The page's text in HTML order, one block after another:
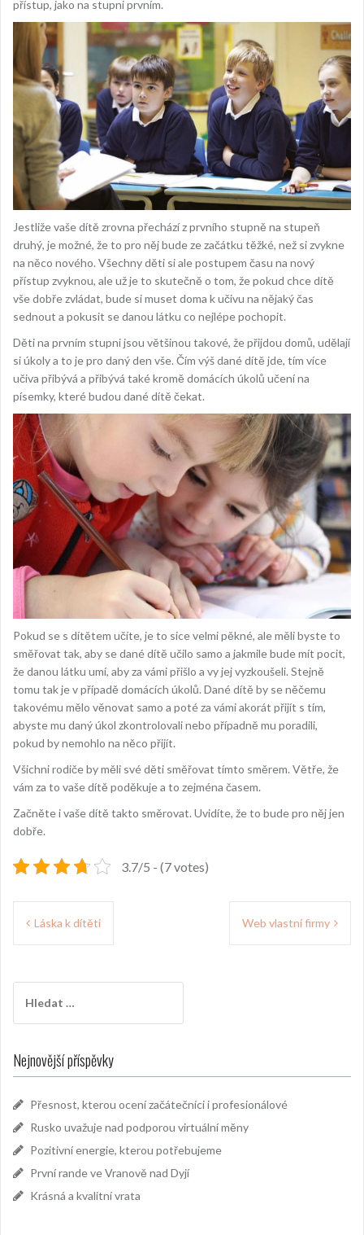
přístup, jako na stupni prvním.
Jestliže vaše dítě zrovna přechází z prvního stupně na stupeň
druhý, je možné, že to pro něj bude ze začátku těžké, než si zvykne
na něco nového. Všechny děti si ale postupem času na nový
přístup zvyknou, ale už je to skutečně o tom, že pokud chce dítě
vše dobře zvládat, bude si muset doma k učivu na nějaký čas
sednout a pokusit se danou látku co nejlépe pochopit.
Děti na prvním stupni jsou většinou takové, že přijdou domů, udělají
si úkoly a to je pro daný den vše. Čím výš dané dítě jde, tím více
učiva přibývá a přibývá také kromě domácích úkolů učení na
písemky, které budou dané dítě čekat.
Pokud se s dítětem učíte, je to sice velmi pěkné, ale měli byste to
směřovat tak, aby se dané dítě učilo samo a jakmile bude mít pocit,
že danou látku umí, aby za vámi přišlo a vy jej vyzkoušeli. Stejně
tomu tak je v případě domácích úkolů. Dané dítě by se něčemu
takovému mělo věnovat samo a poté za vámi akorát přijít s tím,
abyste mu daný úkol zkontrolovali nebo případně mu poradili,
pokud by nemohlo na něco přijít.
Všichni rodiče by měli své děti směřovat tímto směrem. Větře, že
vám za to vaše dítě poděkuje a to zejména časem.
Začněte i vaše dítě takto směrovat. Uvidíte, že to bude pro něj jen
dobře.
3.7/5 - (7 votes)
Navigace
Láska k dítěti Web vlastní firmy
Nejnovější příspěvky
Přesnost, kterou ocení začátečníci i profesionálové
Rusko uvažuje nad podporou virtuální měny
Pozitivní energie, kterou potřebujeme
První rande ve Vranově nad Dyjí
Krásná a kvalitní vrata